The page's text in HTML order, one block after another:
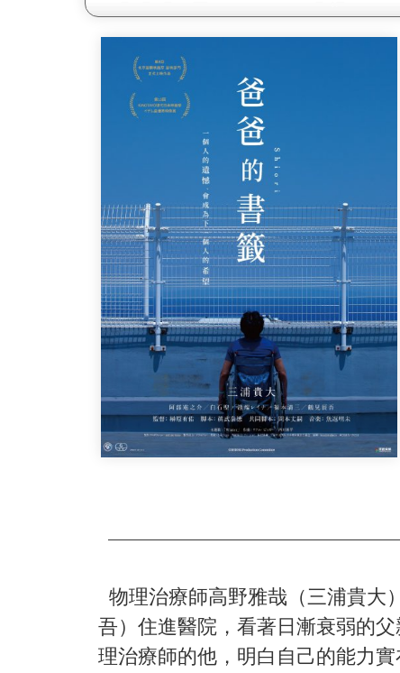
物理治療師高野雅哉（三浦貴大
吾）住進醫院，看著日漸衰弱的
理治療師的他，明白自己的能力